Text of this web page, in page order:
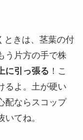
ときは、茎葉の付
う片方の手で株
に引っ張る ！こ
るよ。土が硬い
配ならスコップ
てね。